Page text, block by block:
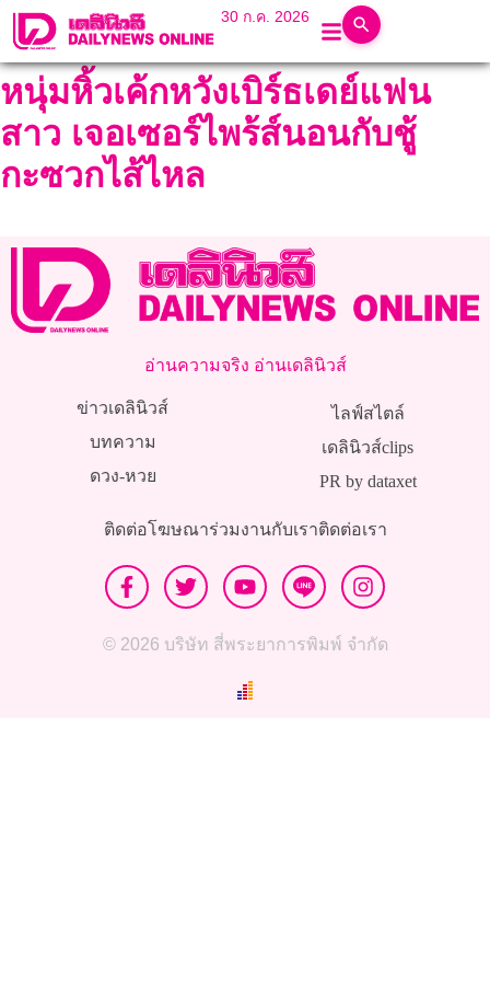
30 ก.ค. 2026
หนุ่มหิ้วเค้กหวังเบิร์ธเดย์แฟน
สาว เจอเซอร์ไพร้ส์นอนกับชู้
กะซวกไส้ไหล
อ่านความจริง อ่านเดลินิวส์
ข่าวเดลินิวส์
บทความ
ดวง-หวย
ไลฟ์สไตล์
เดลินิวส์clips
PR by dataxet
ติดต่อโฆษณาร่วมงานกับเราติดต่อเรา
© 2026 บริษัท สี่พระยาการพิมพ์ จำกัด